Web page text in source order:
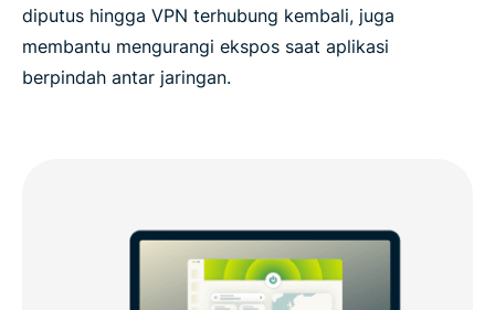
diputus hingga VPN terhubung kembali, juga
membantu mengurangi ekspos saat aplikasi
berpindah antar jaringan.